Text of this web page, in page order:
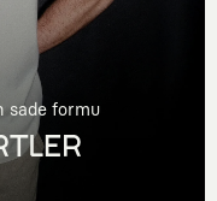
sade formu